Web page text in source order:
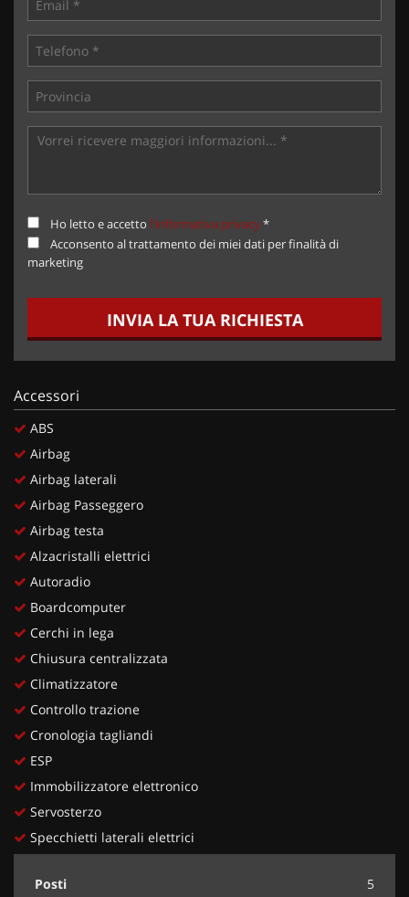
Ho letto e accetto l'informativa privacy*
Acconsento al trattamento dei miei dati per finalità di
marketing
INVIA LA TUA RICHIESTA
Accessori
ABS
Airbag
Airbag laterali
Airbag Passeggero
Airbag testa
Alzacristalli elettrici
Autoradio
Boardcomputer
Cerchi in lega
Chiusura centralizzata
Climatizzatore
Controllo trazione
Cronologia tagliandi
ESP
Immobilizzatore elettronico
Servosterzo
Specchietti laterali elettrici
Posti 5